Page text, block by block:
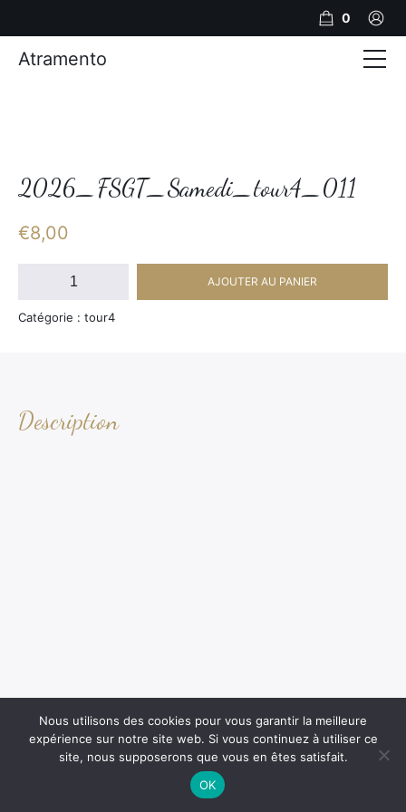
2026_FSGT_Samedi_tour4_011
€8,00
quantité
2026_FSGT_Samedi_tour4_011
AJOUTER AU PANIER
Catégorie : tour4
Description
0
Atramento
Photos
Nous utilisons des cookies pour vous garantir la meilleure
expérience sur notre site web. Si vous continuez à utiliser ce
site, nous supposerons que vous en êtes satisfait.
OK